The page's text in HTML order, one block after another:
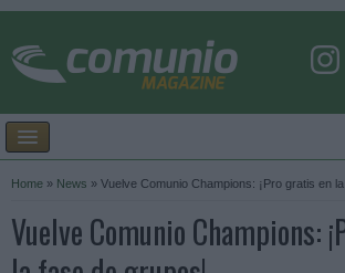
Home » News » Vuelve Comunio Champions: ¡Pro gratis en
Vuelve Comunio Champions: